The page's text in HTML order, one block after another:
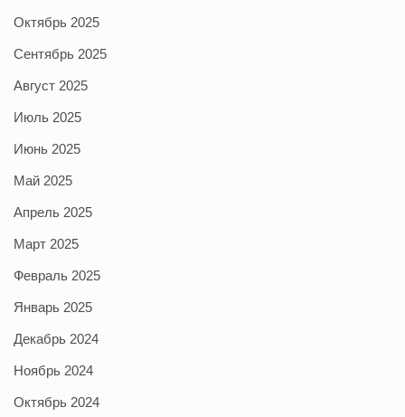
Октябрь 2025
Сентябрь 2025
Август 2025
Июль 2025
Июнь 2025
Май 2025
Апрель 2025
Март 2025
Февраль 2025
Январь 2025
Декабрь 2024
Ноябрь 2024
Октябрь 2024